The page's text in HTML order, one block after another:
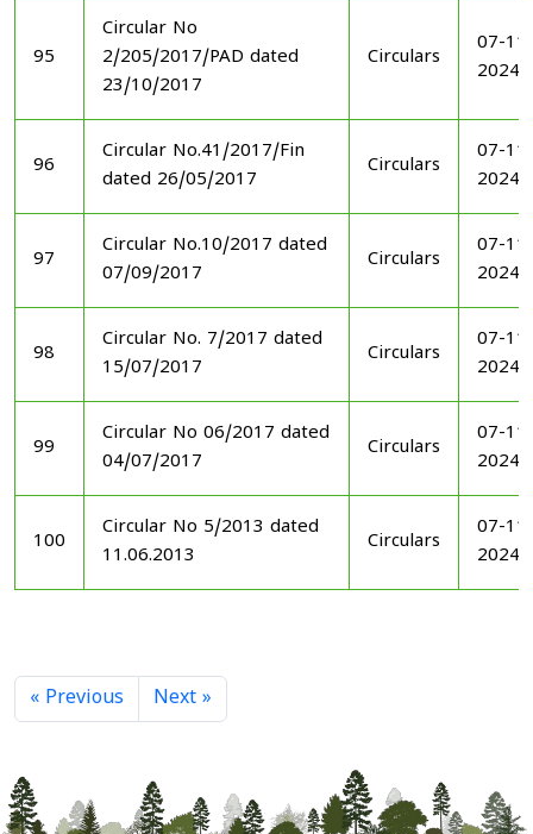
95
Circular No
2/205/2017/PAD dated
23/10/2017
Circulars
07-11-
2024
96
Circular No.41/2017/Fin
dated 26/05/2017
Circulars
07-11-
2024
97
Circular No.10/2017 dated
07/09/2017
Circulars
07-11-
2024
98
Circular No. 7/2017 dated
15/07/2017
Circulars
07-11-
2024
99
Circular No 06/2017 dated
04/07/2017
Circulars
07-11-
2024
100
Circular No 5/2013 dated
11.06.2013
Circulars
07-11-
2024
« Previous Next »